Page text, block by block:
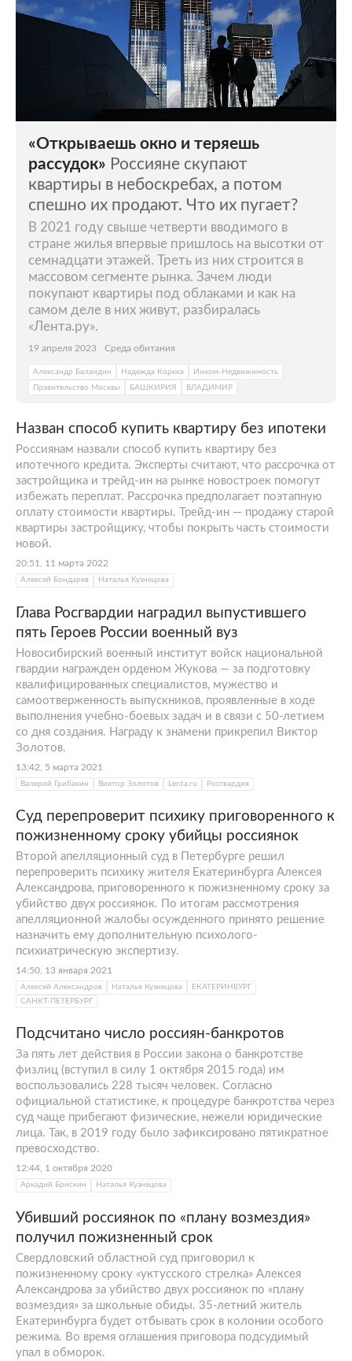
«Открываешь окно и теряешь
рассудок» Россияне скупают
квартиры в небоскребах, а потом
спешно их продают. Что их пугает?
В 2021 году свыше четверти вводимого в
стране жилья впервые пришлось на высотки от
семнадцати этажей. Треть из них строится в
массовом сегменте рынка. Зачем люди
покупают квартиры под облаками и как на
самом деле в них живут, разбиралась
«Лента.ру».
19 апреля 2023 Среда обитания
Александр Баландин Надежда Коркка
Инком-Недвижимость
Правительство Москвы
БАШКИРИЯ ВЛАДИМИР
Назван способ купить квартиру без ипотеки
Россиянам назвали способ купить квартиру без
ипотечного кредита. Эксперты считают, что рассрочка от
застройщика и трейд-ин на рынке новостроек помогут
избежать переплат. Рассрочка предполагает поэтапную
оплату стоимости квартиры. Трейд-ин — продажу старой
квартиры застройщику, чтобы покрыть часть стоимости
новой.
20:51, 11 марта 2022
Алексей Бондарев Наталья Кузнецова
Глава Росгвардии наградил выпустившего
пять Героев России военный вуз
Новосибирский военный институт войск национальной
гвардии награжден орденом Жукова — за подготовку
квалифицированных специалистов, мужество и
самоотверженность выпускников, проявленные в ходе
выполнения учебно-боевых задач и в связи с 50-летием
со дня создания. Награду к знамени прикрепил Виктор
Золотов.
13:42, 5 марта 2021
Валерий Грибакин Виктор Золотов Lenta.ru Росгвардия
Суд перепроверит психику приговоренного к
пожизненному сроку убийцы россиянок
Второй апелляционный суд в Петербурге решил
перепроверить психику жителя Екатеринбурга Алексея
Александрова, приговоренного к пожизненному сроку за
убийство двух россиянок. По итогам рассмотрения
апелляционной жалобы осужденного принято решение
назначить ему дополнительную психолого-
психиатрическую экспертизу.
14:50, 13 января 2021
Алексей Александров Наталья Кузнецова
ЕКАТЕРИНБУРГ
САНКТ-ПЕТЕРБУРГ
Подсчитано число россиян-банкротов
За пять лет действия в России закона о банкротстве
физлиц (вступил в силу 1 октября 2015 года) им
воспользовались 228 тысяч человек. Согласно
официальной статистике, к процедуре банкротства через
суд чаще прибегают физические, нежели юридические
лица. Так, в 2019 году было зафиксировано пятикратное
превосходство.
12:44, 1 октября 2020
Аркадий Брискин Наталья Кузнецова
Убивший россиянок по «плану возмездия»
получил пожизненный срок
Свердловский областной суд приговорил к
пожизненному сроку «уктусского стрелка» Алексея
Александрова за убийство двух россиянок по «плану
возмездия» за школьные обиды. 35-летний житель
Екатеринбурга будет отбывать срок в колонии особого
режима. Во время оглашения приговора подсудимый
упал в обморок.